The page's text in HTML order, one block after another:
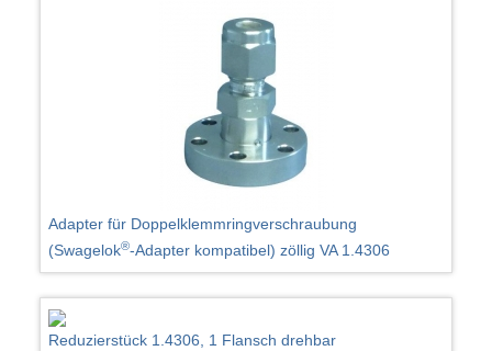
Adapter für Doppelklemmringverschraubung
(Swagelok®-Adapter kompatibel) zöllig VA 1.4306
Reduzierstück 1.4306, 1 Flansch drehbar